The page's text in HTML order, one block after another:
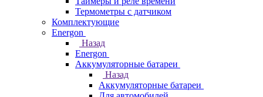
Термометры c датчиком
Комплектующие
Energon
Назад
Energon
Аккумуляторные батареи
Назад
Аккумуляторные батареи